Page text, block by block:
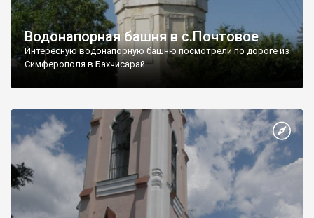
Водонапорная башня в с.Почтовое
Интересную водонапорную башню посмотрели по дороге из
Симферополя в Бахчисарай.